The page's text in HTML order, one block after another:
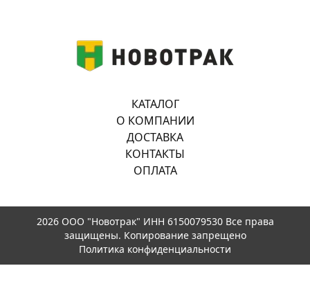
КАТАЛОГ
О КОМПАНИИ
ДОСТАВКА
КОНТАКТЫ
ОПЛАТА
2026 ООО "Новотрак" ИНН 6150079530 Все права
защищены. Копирование запрещено
Политика конфиденциальности